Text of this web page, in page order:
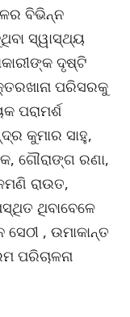
ବିଭିନ୍ନ
ସ୍ୱାସ୍ଥ୍ୟ
ଦୃଷ୍ଟି
ପରିସରକୁ
ପରାମର୍ଶ
କୁମାର ସାହୁ,
ଗୌରାଙ୍ଗ ରଣା,
ରାଉତ,
ଥିବାବେଳେ
, ଉମାକାନ୍ତ
ପରିଚାଳନା